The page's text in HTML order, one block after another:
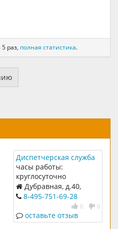
раз, полная статистика.
Диспетчерская служба
№82
часы работы:
круглосуточно
Дубравная, д.40,
корп.3
8-495-751-69-28
0 0
оставьте отзыв